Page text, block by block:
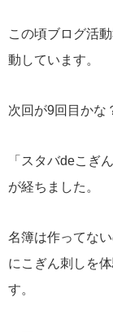
この頃ブログ活
動しています。
次回が9回目かな
「スタバdeこぎ
が経ちました。
名簿は作ってな
にこぎん刺しを
す。